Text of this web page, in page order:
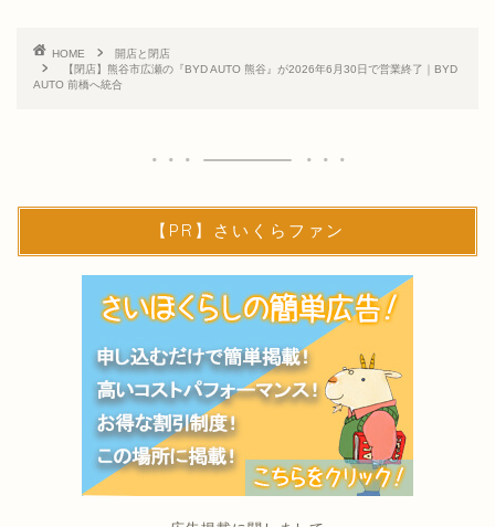
HOME
開店と閉店
【閉店】熊谷市広瀬の『BYD AUTO 熊谷』が2026年6月30日で営業終了｜BYD
AUTO 前橋へ統合
【PR】さいくらファン